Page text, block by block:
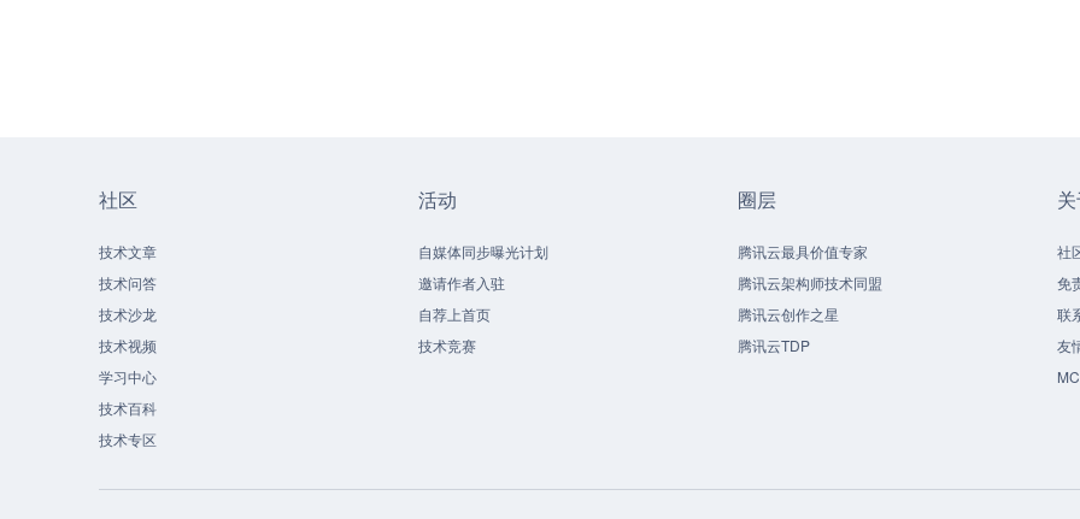
社区
技术文章
技术问答
技术沙龙
技术视频
学习中心
技术百科
技术专区
活动
自媒体同步曝光计划
邀请作者入驻
自荐上首页
技术竞赛
圈层
腾讯云最具价值专家
腾讯云架构师技术同盟
腾讯云创作之星
腾讯云TDP
社
免
联
友